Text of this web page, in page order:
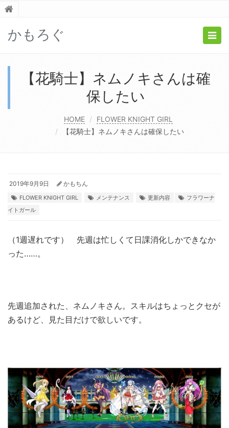
かもろぐ
【花騎士】ネムノキさんは確
保したい
HOME
FLOWER KNIGHT GIRL
【花騎士】ネムノキさんは確保したい
2019年9月9日 かもちん
FLOWER KNIGHT GIRL メンテナンス 更新内容
フラワーナ
イトガール
（1週遅れです） 先週は忙しくて日課消化しかできなか
った……。
先週追加された、ネムノキさん。スキルはちょっとクセが
あるけど、見た目だけで欲しいです。